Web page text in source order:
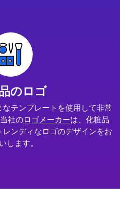
のロゴ
テンプレートを使用して非常
社のロゴメーカーは、化粧品
ンディなロゴのデザインをお
します。